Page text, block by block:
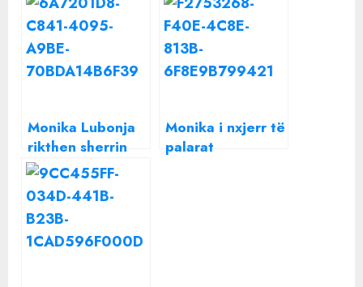
Monika Lubonja
rikthen sherrin
me Arjolën dhe
Ilirin: Unë jam yll,
nuk jam më e
lidhur me Ilirin
Monika i nxjerr të
palarat